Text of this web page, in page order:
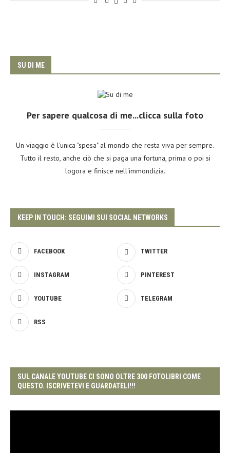
SU DI ME
Per sapere qualcosa di me...clicca sulla foto
Un viaggio è l'unica "spesa" al mondo che resta viva per sempre.
Tutto il resto, anche ciò che si paga una fortuna, prima o poi si
logora e finisce nell'immondizia.
KEEP IN TOUCH: SEGUIMI SUI SOCIAL NETWORKS
FACEBOOK TWITTER
INSTAGRAM PINTEREST
YOUTUBE TELEGRAM
RSS
SUL CANALE YOUTUBE CI SONO OLTRE 300 FOTOLIBRI COME
QUESTO. ISCRIVETEVI E GUARDATELI!!!